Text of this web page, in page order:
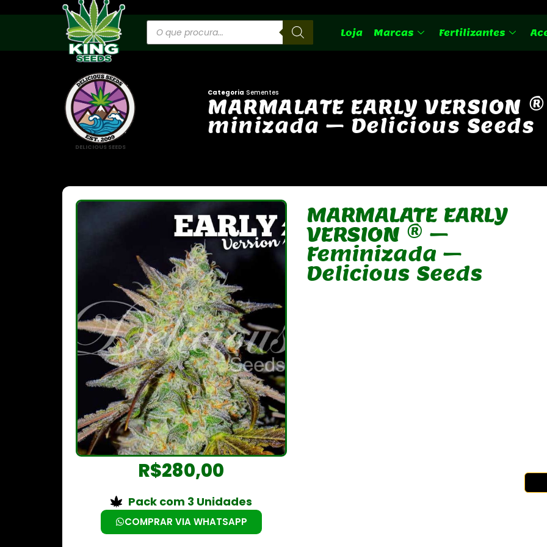
Loja Marcas Fertilizantes
DELICIOUS SEEDS
Categoria Sementes
MARMALATE EARLY VERSION ®
minizada – Delicious Seeds
R$280,00
Pack com 3 Unidades
COMPRAR VIA WHATSAPP
MARMALATE EARLY
VERSION ® –
Feminizada –
Delicious Seeds